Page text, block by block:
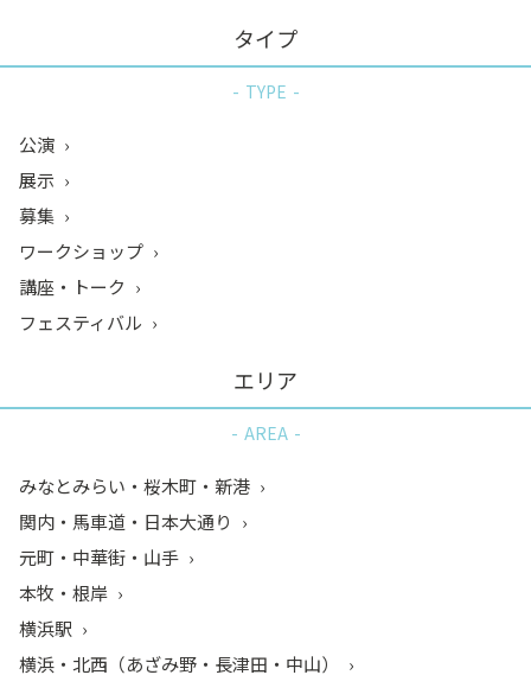
タイプ
TYPE
公演
展示
募集
ワークショップ
講座・トーク
フェスティバル
エリア
AREA
みなとみらい・桜木町・新港
関内・馬車道・日本大通り
元町・中華街・山手
本牧・根岸
横浜駅
横浜・北西（あざみ野・長津田・中山）